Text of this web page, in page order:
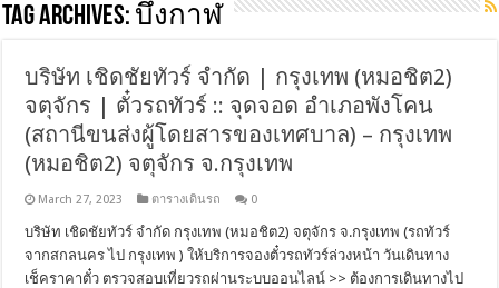
Tag Archives: บึงกาฬ
บริษัท เชิดชัยทัวร์ จำกัด | กรุงเทพ (หมอชิต2)
จตุจักร | ตั๋วรถทัวร์ :: จุดจอด อำเภอพังโคน
(สถานีขนส่งผู้โดยสารของเทศบาล) – กรุงเทพ
(หมอชิต2) จตุจักร จ.กรุงเทพ
March 27, 2023 ตารางเดินรถ 0
บริษัท เชิดชัยทัวร์ จำกัด กรุงเทพ (หมอชิต2) จตุจักร จ.กรุงเทพ (รถทัวร์
จากสกลนคร ไป กรุงเทพ ) ให้บริการจองตั๋วรถทัวร์ล่วงหน้า วันเดินทาง
เช็คราคาตั๋ว ตรวจสอบเที่ยวรถผ่านระบบออนไลน์ >> ต้องการเดินทางไป